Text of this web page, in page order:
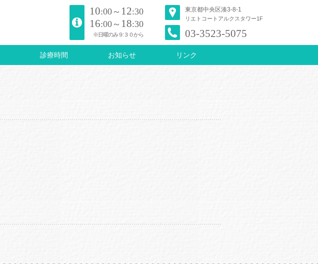
10:00～ 12:30
16:00～ 18:30
※日曜のみ９:３０から
東京都中央区湊3-8-1
リエトコートアルクスタワー1F
03-3523-5075
診療時間 お知らせ リンク